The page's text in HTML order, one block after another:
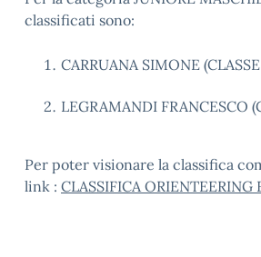
classificati sono:
CARRUANA SIMONE
LEGRAMANDI FRANCESCO
Per poter visionare la classifica
link : CLASSIFICA ORIENTEERING